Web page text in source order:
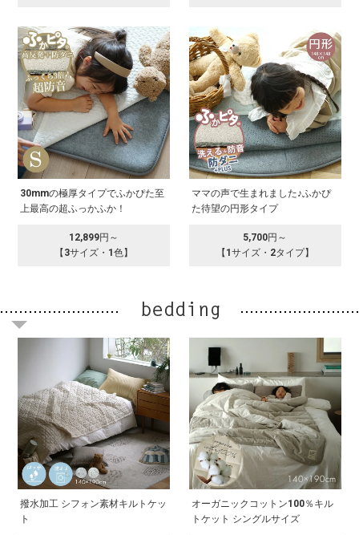
30mmの極厚タイプでふかぴた至
上最高の超ふっかふか！
12,899円～
【3サイズ・1色】
ママの声で生まれました♪ふかぴ
た待望の円形タイプ
5,700円～
【1サイズ・2タイプ】
撥水加工 シフォン素材キルトケッ
ト
オーガニックコットン100％キル
トケット シングルサイズ